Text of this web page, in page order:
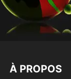
À PROPOS